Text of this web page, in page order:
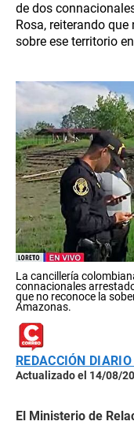
de dos
Rosa, reiterando
sobre ese territorio
La cancillería
connacionales
que no reconoce la
Amazonas.
REDACCIÓN DIARIO
Actualizado el 14/08/
El Ministerio de